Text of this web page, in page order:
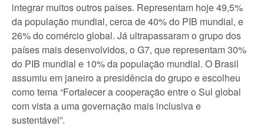
integrar muitos outros países. Representam hoje 49,5%
da população mundial, cerca de 40% do PIB mundial, e
26% do comércio global. Já ultrapassaram o grupo dos
países mais desenvolvidos, o G7, que representam 30%
do PIB mundial e 10% da população mundial. O Brasil
assumiu em janeiro a presidência do grupo e escolheu
como tema “Fortalecer a cooperação entre o Sul global
com vista a uma governação mais inclusiva e
sustentável”.